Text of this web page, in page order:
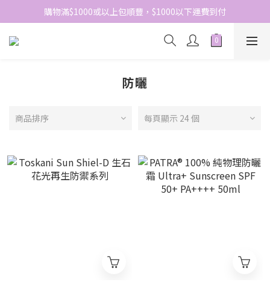
網站免費登記會員，會員優惠價於結帳時自動扣減
購物滿$1000或以上包順豐，$1000以下運費到付
網站免費登記會員，會員優惠價於結帳時自動扣減
防曬
商品排序 每頁顯示 24 個